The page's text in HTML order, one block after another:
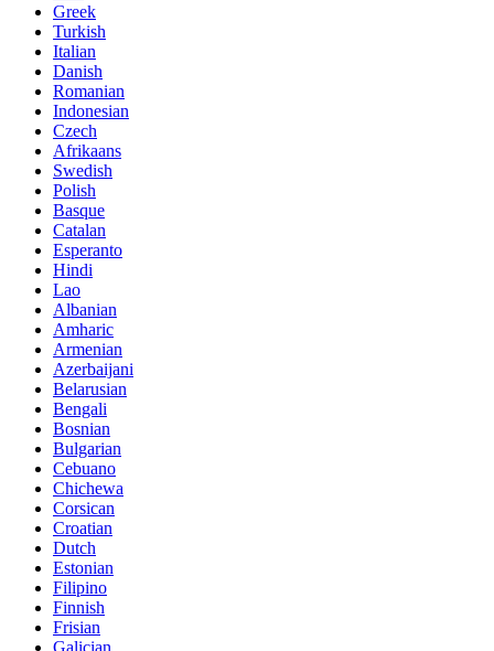
Greek
Turkish
Italian
Danish
Romanian
Indonesian
Czech
Afrikaans
Swedish
Polish
Basque
Catalan
Esperanto
Hindi
Lao
Albanian
Amharic
Armenian
Azerbaijani
Belarusian
Bengali
Bosnian
Bulgarian
Cebuano
Chichewa
Corsican
Croatian
Dutch
Estonian
Filipino
Finnish
Frisian
Galician